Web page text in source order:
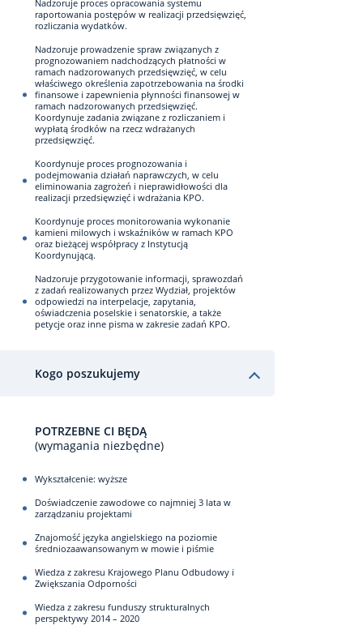
Nadzoruje proces opracowania systemu
raportowania postępów w realizacji przedsięwzięć,
rozliczania wydatków.
Nadzoruje prowadzenie spraw związanych z
prognozowaniem nadchodzących płatności w
ramach nadzorowanych przedsięwzięć, w celu
właściwego określenia zapotrzebowania na środki
finansowe i zapewnienia płynności finansowej w
ramach nadzorowanych przedsięwzięć.
Koordynuje zadania związane z rozliczaniem i
wypłatą środków na rzecz wdrażanych
przedsięwzięć.
Koordynuje proces prognozowania i
podejmowania działań naprawczych, w celu
eliminowania zagrożeń i nieprawidłowości dla
realizacji przedsięwzięć i wdrażania KPO.
Koordynuje proces monitorowania wykonanie
kamieni milowych i wskaźników w ramach KPO
oraz bieżącej współpracy z Instytucją
Koordynującą.
Nadzoruje przygotowanie informacji, sprawozdań
z zadań realizowanych przez Wydział, projektów
odpowiedzi na interpelacje, zapytania,
oświadczenia poselskie i senatorskie, a także
petycje oraz inne pisma w zakresie zadań KPO.
Kogo poszukujemy
POTRZEBNE CI BĘDĄ
(wymagania niezbędne)
Wykształcenie: wyższe
Doświadczenie zawodowe co najmniej 3 lata w
zarządzaniu projektami
Znajomość języka angielskiego na poziomie
średniozaawansowanym w mowie i piśmie
Wiedza z zakresu Krajowego Planu Odbudowy i
Zwiększania Odporności
Wiedza z zakresu funduszy strukturalnych
perspektywy 2014 – 2020